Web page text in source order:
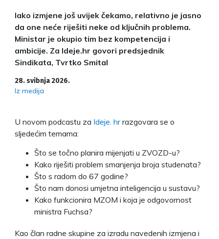
Iako izmjene još uvijek čekamo, relativno je jasno
da one neće riješiti neke od ključnih problema.
Ministar je okupio tim bez kompetencija i
ambicije. Za Ideje.hr govori predsjednik
Sindikata, Tvrtko Smital
28. svibnja 2026.
Iz medija
U novom podcastu za Ideje. hrrazgovara se o
sljedećim temama:
Što se točno planira mijenjati u ZVOZD-u?
Kako riješiti problem smanjenja broja studenata?
Što s radom do 67 godine?
Što nam donosi umjetna inteligencija u sustavu?
Kako funkcionira MZOM i koja je odgovornost
ministra Fuchsa?
Kao član radne skupine za izradu navedenih izmjena i